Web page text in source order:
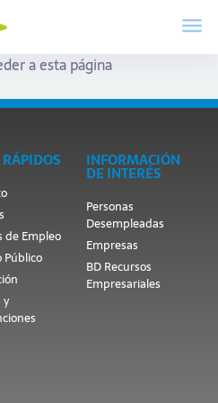
a esta página
de Empleo
Público
y
INFORMACIÓN
DE INTERÉS
Personas
Desempleadas
Empresas
BD Recursos
Empresariales